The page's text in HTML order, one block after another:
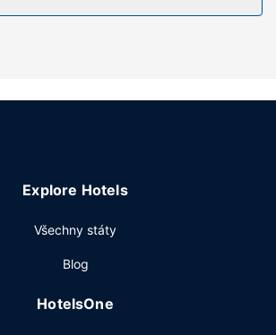
Explore Hotels
Všechny státy
Blog
HotelsOne